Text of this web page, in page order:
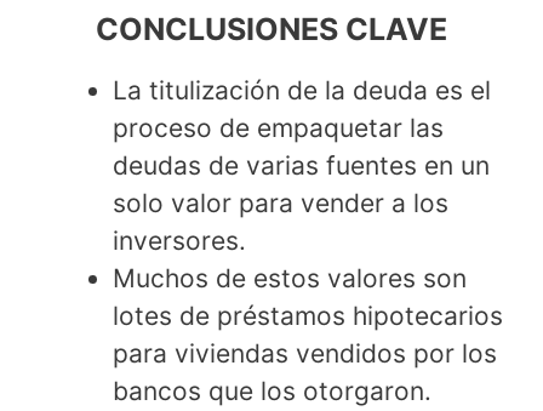
CONCLUSIONES CLAVE
La titulización de la deuda es el
proceso de empaquetar las
deudas de varias fuentes en un
solo valor para vender a los
inversores.
Muchos de estos valores son
lotes de préstamos hipotecarios
para viviendas vendidos por los
bancos que los otorgaron.